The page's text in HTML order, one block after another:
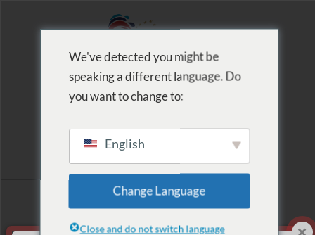
Címke szerinti
lista: Orsi
We've detected you might be
speaking a different language. Do
you want to change to:
English
Change Language
Close and do not switch language